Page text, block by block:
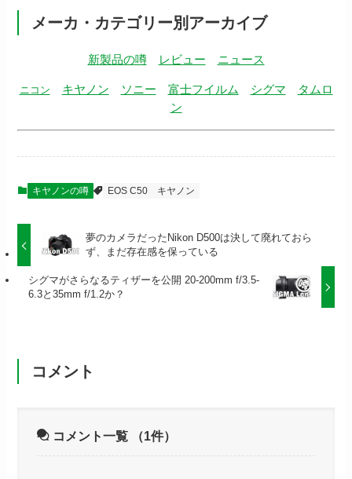
メーカ・カテゴリー別アーカイブ
新製品の噂 レビュー ニュース
ニコン キヤノン ソニー 富士フイルム シグマ
タムロ
ン
キヤノンの噂 EOS C50 キヤノン
夢のカメラだったNikon D500は決して廃れておら
ず、まだ存在感を保っている
シグマがさらなるティザーを公開 20-200mm f/3.5-
6.3と35mm f/1.2か？
コメント
コメント一覧 （1件）